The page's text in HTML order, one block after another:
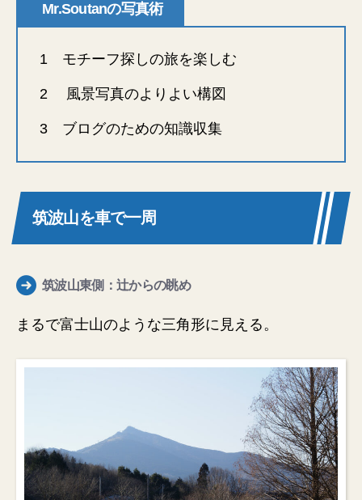
Mr.Soutanの写真術
1 モチーフ探しの旅を楽しむ
2 風景写真のよりよい構図
3 ブログのための知識収集
筑波山を車で一周
筑波山東側：辻からの眺め
まるで富士山のような三角形に見える。